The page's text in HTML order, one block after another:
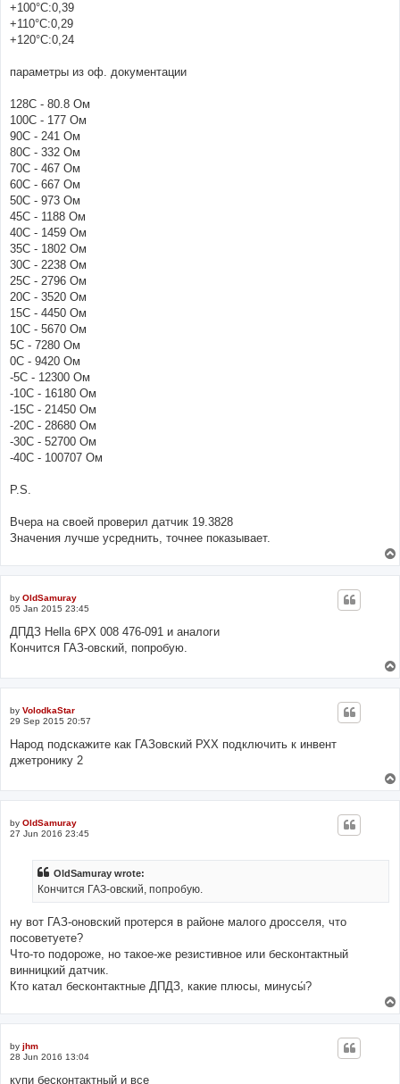
+100°C:0,39
+110°C:0,29
+120°C:0,24
параметры из оф. документации
128С - 80.8 Ом
100С - 177 Ом
90С - 241 Ом
80С - 332 Ом
70С - 467 Ом
60С - 667 Ом
50С - 973 Ом
45С - 1188 Ом
40С - 1459 Ом
35С - 1802 Ом
30С - 2238 Ом
25С - 2796 Ом
20С - 3520 Ом
15С - 4450 Ом
10С - 5670 Ом
5С - 7280 Ом
0С - 9420 Ом
-5С - 12300 Ом
-10С - 16180 Ом
-15С - 21450 Ом
-20С - 28680 Ом
-30С - 52700 Ом
-40С - 100707 Ом
P.S.
Вчера на своей проверил датчик 19.3828
Значения лучше усреднить, точнее показывает.
by OldSamuray
05 Jan 2015 23:45
ДПДЗ Hella 6PX 008 476-091 и аналоги
Кончится ГАЗ-овский, попробую.
by VolodkaStar
29 Sep 2015 20:57
Народ подскажите как ГАЗовский РХХ подключить к инвент
джетронику 2
by OldSamuray
27 Jun 2016 23:45
OldSamuray wrote:
Кончится ГАЗ-овский, попробую.
ну вот ГАЗ-оновский протерся в районе малого дросселя, что
посоветуете?
Что-то подороже, но такое-же резистивное или бесконтактный
винницкий датчик.
Кто катал бесконтактные ДПДЗ, какие плюсы, минусы́?
by jhm
28 Jun 2016 13:04
купи бесконтактный и все